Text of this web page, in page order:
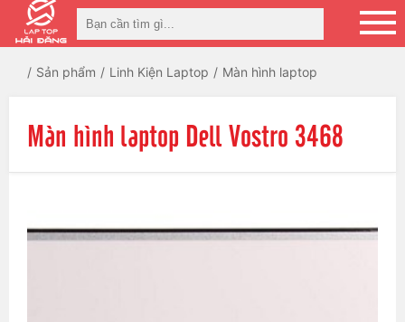
Sản phẩm Linh Kiện Laptop Màn hình laptop
Màn hình laptop Dell Vostro 3468